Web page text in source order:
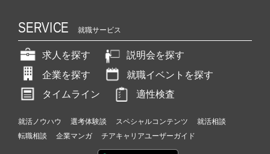
SERVICE 就職サービス
求人を探す
説明会を探す
企業を探す
就職イベントを探す
タイムライン
適性検査
就活ノウハウ 選考体験談 スペシャルコンテンツ
就活相談
転職相談
企業マンガ チアキャリアユーザーガイド